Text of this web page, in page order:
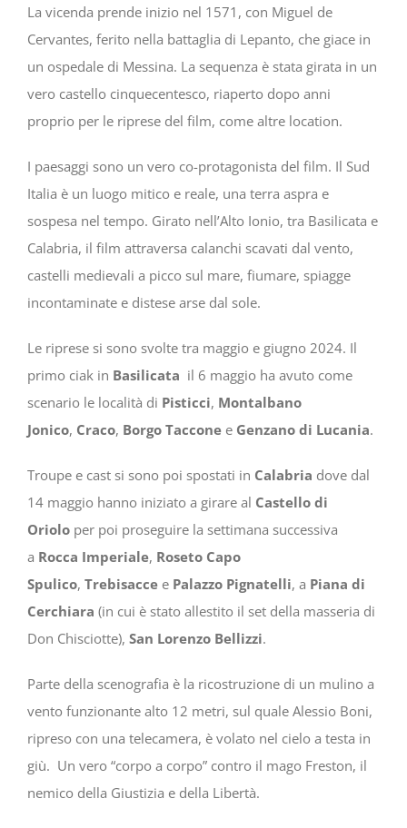
La vicenda prende inizio nel 1571, con Miguel de
Cervantes, ferito nella battaglia di Lepanto, che giace in
un ospedale di Messina. La sequenza è stata girata in un
vero castello cinquecentesco, riaperto dopo anni
proprio per le riprese del film, come altre location.
I paesaggi sono un vero co-protagonista del film. Il Sud
Italia è un luogo mitico e reale, una terra aspra e
sospesa nel tempo. Girato nell’Alto Ionio, tra Basilicata e
Calabria, il film attraversa calanchi scavati dal vento,
castelli medievali a picco sul mare, fiumare, spiagge
incontaminate e distese arse dal sole.
Le riprese si sono svolte tra maggio e giugno 2024. Il
primo ciak in Basilicata il 6 maggio ha avuto come
scenario le località di Pisticci, Montalbano
Jonico, Craco, Borgo Taccone e Genzano di Lucania.
Troupe e cast si sono poi spostati in Calabria dove dal
14 maggio hanno iniziato a girare al Castello di
Oriolo per poi proseguire la settimana successiva
a Rocca Imperiale, Roseto Capo
Spulico, Trebisacce e Palazzo Pignatelli, a Piana di
Cerchiara (in cui è stato allestito il set della masseria di
Don Chisciotte), San Lorenzo Bellizzi.
Parte della scenografia è la ricostruzione di un mulino a
vento funzionante alto 12 metri, sul quale Alessio Boni,
ripreso con una telecamera, è volato nel cielo a testa in
giù. Un vero “corpo a corpo” contro il mago Freston, il
nemico della Giustizia e della Libertà.